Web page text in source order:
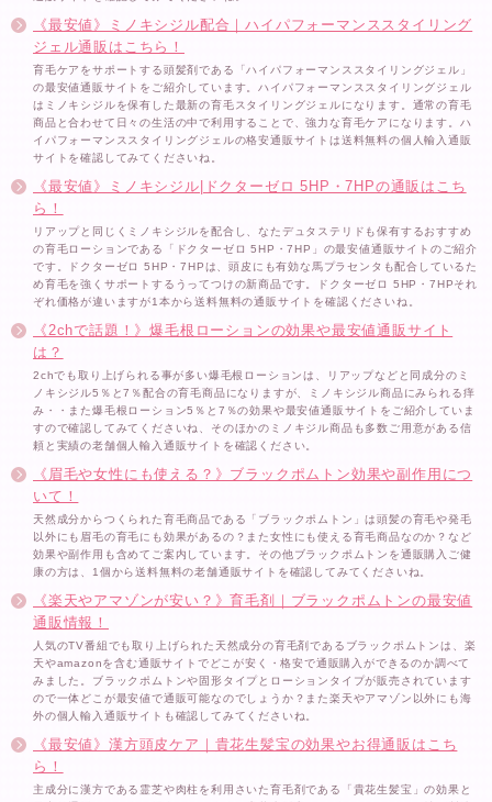
《最安値》ミノキシジル配合｜ハイパフォーマンススタイリング
ジェル通販はこちら！
育毛ケアをサポートする頭髪剤である「ハイパフォーマンススタイリングジェル」
の最安値通販サイトをご紹介しています。ハイパフォーマンススタイリングジェル
はミノキシジルを保有した最新の育毛スタイリングジェルになります。通常の育毛
商品と合わせて日々の生活の中で利用することで、強力な育毛ケアになります。ハ
イパフォーマンススタイリングジェルの格安通販サイトは送料無料の個人輸入通販
サイトを確認してみてくださいね。
《最安値》ミノキシジル|ドクターゼロ 5HP・7HPの通販はこち
ら！
リアップと同じくミノキシジルを配合し、なたデュタステリドも保有するおすすめ
の育毛ローションである「ドクターゼロ 5HP・7HP」の最安値通販サイトのご紹介
です。ドクターゼロ 5HP・7HPは、頭皮にも有効な馬プラセンタも配合しているた
め育毛を強くサポートするうってつけの新商品です。ドクターゼロ 5HP・7HPそれ
ぞれ価格が違いますが1本から送料無料の通販サイトを確認くださいね。
《2chで話題！》爆毛根ローションの効果や最安値通販サイト
は？
2chでも取り上げられる事が多い爆毛根ローションは、リアップなどと同成分のミ
ノキシジル5％と7％配合の育毛商品になりますが、ミノキシジル商品にみられる痒
み・・また爆毛根ローション5％と7％の効果や最安値通販サイトをご紹介していま
すので確認してみてくださいね、そのほかのミノキジル商品も多数ご用意がある信
頼と実績の老舗個人輸入通販サイトを確認ください。
《眉毛や女性にも使える？》ブラックポムトン効果や副作用につ
いて！
天然成分からつくられた育毛商品である「ブラックポムトン」は頭髪の育毛や発毛
以外にも眉毛の育毛にも効果があるの？また女性にも使える育毛商品なのか？など
効果や副作用も含めてご案内しています。その他ブラックポムトンを通販購入ご健
康の方は、1個から送料無料の老舗通販サイトを確認してみてくださいね。
《楽天やアマゾンが安い？》育毛剤｜ブラックポムトンの最安値
通販情報！
人気のTV番組でも取り上げられた天然成分の育毛剤であるブラックポムトンは、楽
天やamazonを含む通販サイトでどこが安く・格安で通販購入ができるのか調べて
みました。ブラックポムトンや固形タイプとローションタイプが販売されています
ので一体どこが最安値で通販可能なのでしょうか？また楽天やアマゾン以外にも海
外の個人輸入通販サイトも確認してみてくださいね。
《最安値》漢方頭皮ケア｜貴花生髪宝の効果やお得通販はこち
ら！
主成分に漢方である霊芝や肉柱を利用さいた育毛剤である「貴花生髪宝」の効果と